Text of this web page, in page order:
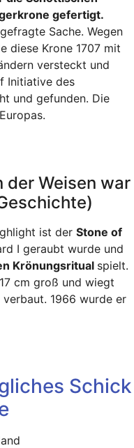
gefertigt.
Sache. Wegen
diese Krone 1707 mit
versteckt und
Initiative des
und gefunden. Die
der Weisen war
ist der Stone of
I geraubt wurde und
Krönungsritual spielt.
cm groß und wiegt
1966 wurde er
Schick